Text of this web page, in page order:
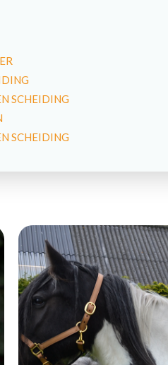
SCHEIDING
SCHEIDING